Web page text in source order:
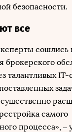
безопасности.
все
сошлись
брокерского
талантливых IT-
существенно
самого
процесса», –